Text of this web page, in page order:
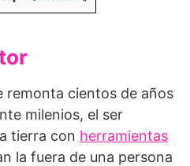
remonta cientos de años
milenios, el ser
tierra con herramientas
la fuera de una persona